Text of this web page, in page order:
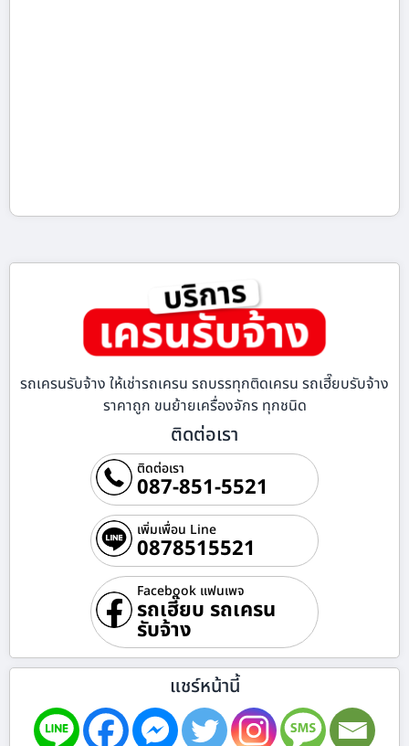
รถเครนรับจ้าง ให้เช่ารถเครน รถบรรทุกติดเครน รถเฮี๊ยบรับจ้าง
ราคาถูก ขนย้ายเครื่องจักร ทุกชนิด
ติดต่อเรา
ติดต่อเรา
087-851-5521
เพิ่มเพื่อน Line
0878515521
Facebook แฟนเพจ
รถเฮี๊ยบ รถเครน
รับจ้าง
แชร์หน้านี้